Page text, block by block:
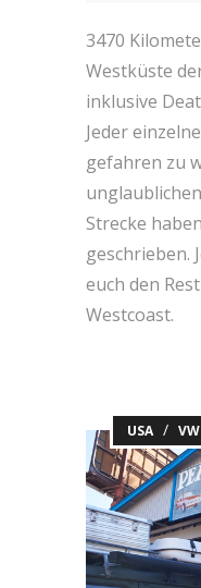
3470
Westküste
inklusive
Jeder
gefahren zu
Strecke
geschrieben.
euch den
Westcoast.
USA /